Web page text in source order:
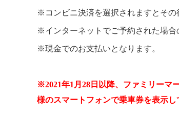
※コンビニ決済を選択されますとその
※インターネットでご予約された場合
※現金でのお支払いとなります。
※2021年1 月 28 日以降、ファミリーマ
様のスマートフォンで乗車券を表示し